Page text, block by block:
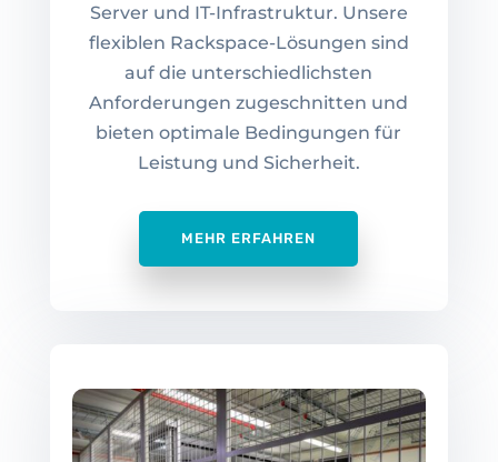
Server und IT-Infrastruktur. Unsere
flexiblen Rackspace-Lösungen sind
auf die unterschiedlichsten
Anforderungen zugeschnitten und
bieten optimale Bedingungen für
Leistung und Sicherheit.
MEHR ERFAHREN